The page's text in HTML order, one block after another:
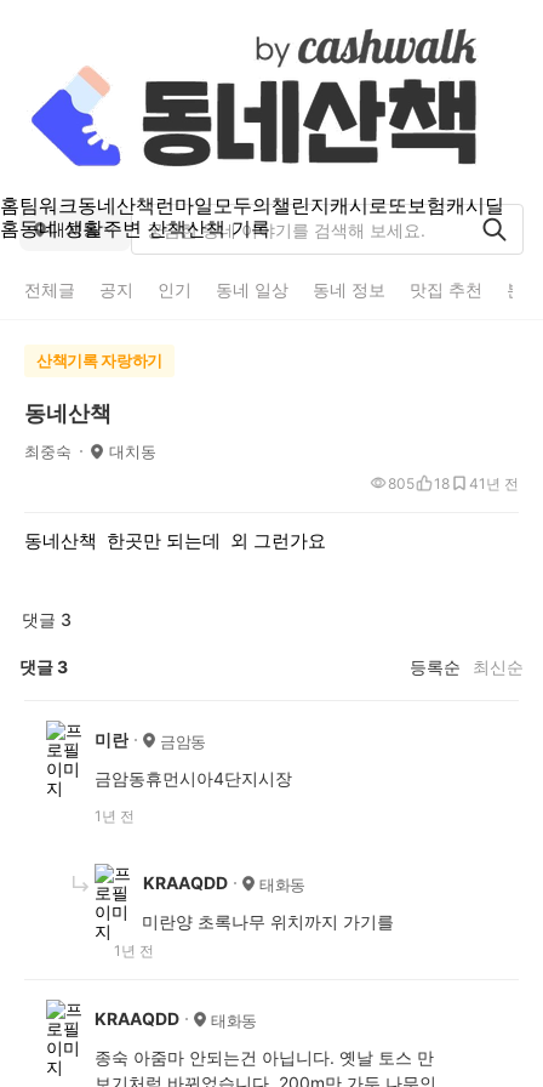
홈팀워크동네산책런마일모두의챌린지캐시로또보험캐시딜
홈동네 생활주변 산책산책 기록
대치동
전체글 공지 인기 동네 일상 동네 정보 맛집 추천 분
산책기록 자랑하기
동네산책
최중숙 대치동
1년 전
805 18 4
동네산책 한곳만 되는데 외 그런가요
댓글 3
댓글3 등록순 최신순
미란 금암동
금암동휴먼시아4단지시장
1년 전
KRAAQDD 태화동
미란양 초록나무 위치까지 가기를
1년 전
KRAAQDD 태화동
종숙 아줌마 안되는건 아닙니다. 옛날 토스 만
보기처럼 바뀌었습니다. 200m만 가두 나무인